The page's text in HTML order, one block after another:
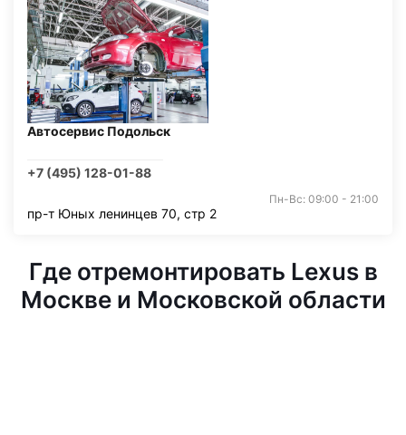
Автосервис Подольск
+7 (495) 128-01-88
Пн-Вс: 09:00 - 21:00
пр-т Юных ленинцев 70, стр 2
Где отремонтировать Lexus в
Москве и Московской области